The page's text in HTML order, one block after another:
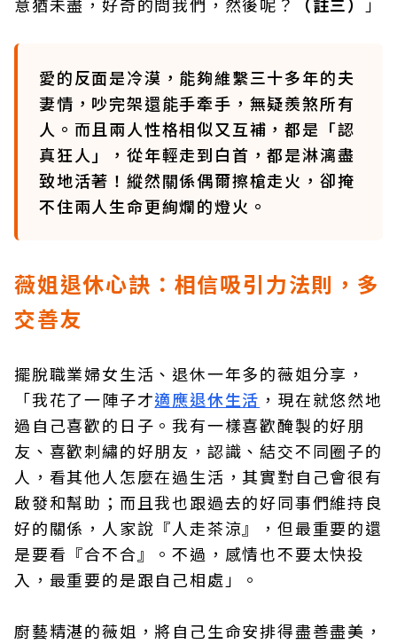
愛的反面是冷漠，能夠維繫三十多年的夫
妻情，吵完架還能手牽手，無疑羨煞所有
人。而且兩人性格相似又互補，都是「認
真狂人」，從年輕走到白首，都是淋漓盡
致地活著！縱然關係偶爾擦槍走火，卻掩
不住兩人生命更絢爛的燈火。
薇姐退休心訣：相信吸引力法則，多
交善友
擺脫職業婦女生活、退休一年多的薇姐分享，
「我花了一陣子才適應退休生活 ，現在就悠然地
過自己喜歡的日子。我有一樣喜歡醃製的好朋
友、喜歡刺繡的好朋友，認識、結交不同圈子的
人，看其他人怎麼在過生活，其實對自己會很有
啟發和幫助；而且我也跟過去的好同事們維持良
好的關係，人家說『人走茶涼』，但最重要的還
是要看『合不合』。不過，感情也不要太快投
入，最重要的是跟自己相處」。
廚藝精湛的薇姐，將自己生命安排得盡善盡美，